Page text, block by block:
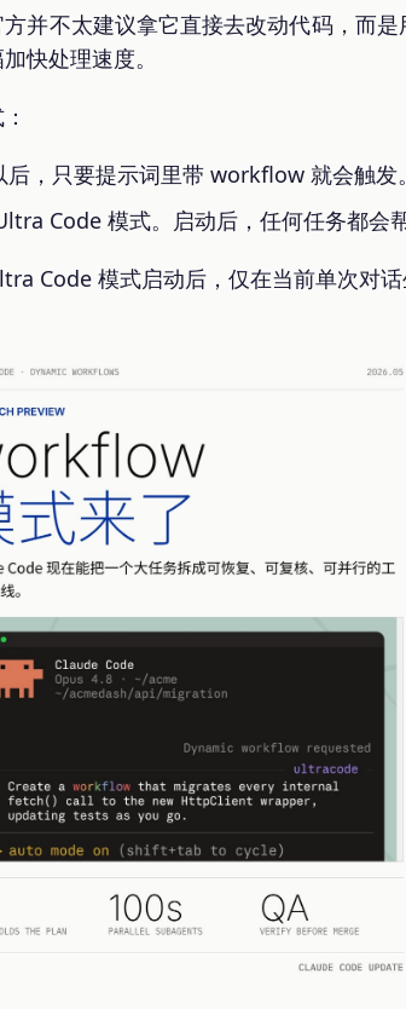
并不太建议拿它直接去改动代码，而
快处理速度。
后，只要提示词里带 workflow 就会触发。
Code 模式。启动后，任何任务都会
Code 模式启动后，仅在当前单次对